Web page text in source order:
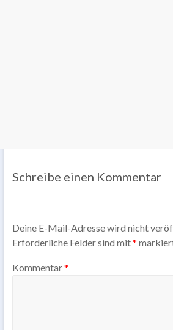
Schreibe einen Kommentar
Deine E-Mail-Adresse wird nicht
Erforderliche Felder sind mit*
Kommentar*